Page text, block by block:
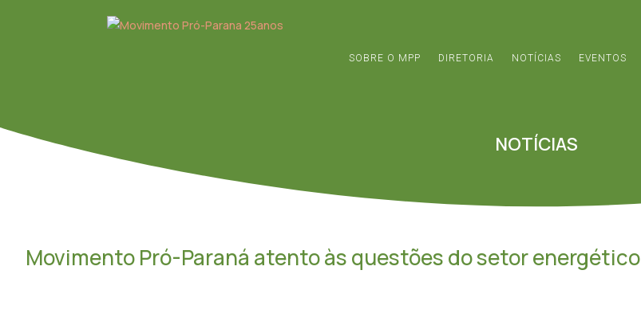
SOBRE O MPP DIRETORIA NOTÍCIAS EVENTOS
NOTÍCIAS
Movimento Pró-Paraná atento às questões do setor energético